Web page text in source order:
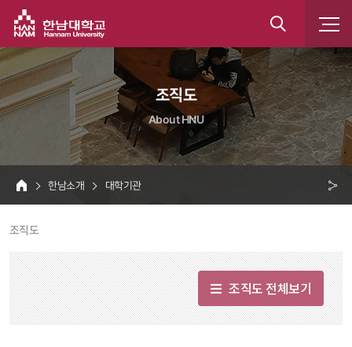
통
합
검
색
조직도
About HNU
HOME
한남소개 대학기관
유
조직도
조직도 전체보기